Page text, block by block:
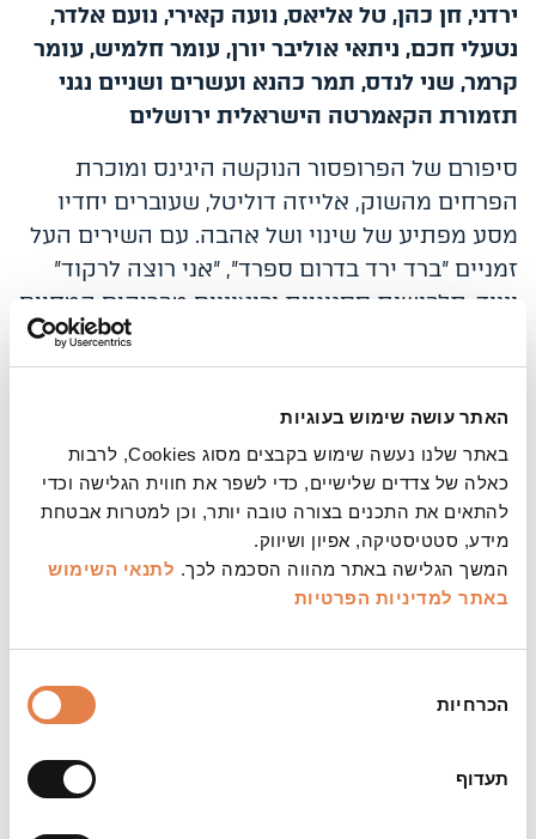
האתר עושה שימוש בעוגיות
באתר שלנו נעשה שימוש בקבצים מסוג Cookies, לרבות
כאלה של צדדים שלישיים, כדי לשפר את חווית הגלישה וכדי
להתאים את התכנים בצורה טובה יותר, וכן למטרות אבטחת
מידע, סטטיסטיקה, אפיון ושיווק.
המשך הגלישה באתר מהווה הסכמה לכך. לתנאי השימוש
באתר למדיניות הפרטיות
הסכמה
הכרחיות
תעדוף
ירדני, חן כהן, טל אליאס, נועה קאירי, נועם אלדר,
נטעלי חכם, ניתאי אוליבר יורן, עומר חלמיש, עומר
קרמר, שני לנדס, תמר כהנא ועשרים ושניים נגני
תזמורת הקאמרטה הישראלית ירושלים
סיפורם של הפרופסור הנוקשה היגינס ומוכרת
הפרחים מהשוק, אלייזה דוליטל, שעוברים יחדיו
מסע מפתיע של שינוי ושל אהבה. עם השירים העל
זמניים "ברד ירד בדרום ספרד", "אני רוצה לרקוד"
ועוד, תלבושות ססגוניות וביצועים מבריקים המחיים
עיצוב פוסטר:
שיין הורוביץ
משך:
כשלוש שעות ועשר דקות כולל הפסקה
שי הנסב
הערות:
למופע זה ניתנת הנחה למנויים, אך לא ניתן להחליף
ביטול כרטיסים שהוזמנו לאירוע זה יתאפשר עד 72